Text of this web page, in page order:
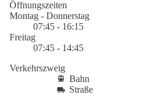
Öffnungszeiten
Montag - Donnerstag
07:45 - 16:15
Freitag
07:45 - 14:45
Verkehrszweig
Bahn
Straße